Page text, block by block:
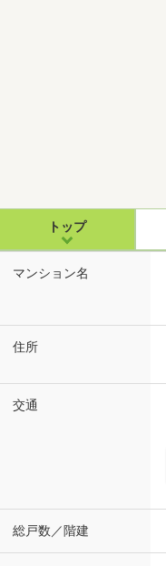
トップ
マンション名
住所
交通
総戸数／階建